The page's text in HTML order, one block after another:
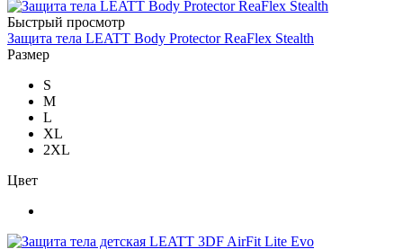
Быстрый просмотр
Защита тела LEATT Body Protector ReaFlex Stealth
Размер
S
M
L
XL
2XL
Цвет